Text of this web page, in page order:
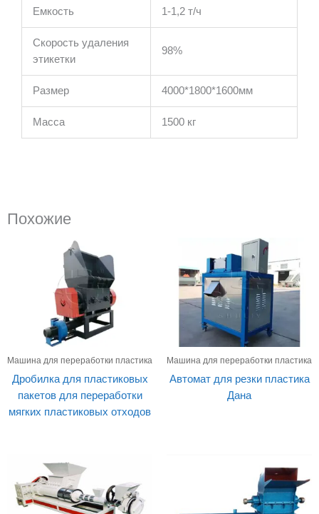
Емкость 1-1,2 т/ч
Скорость удаления
этикетки
98%
Размер 4000*1800*1600мм
Масса 1500 кг
Похожие
Машина для переработки пластика
Дробилка для пластиковых
пакетов для переработки
мягких пластиковых отходов
Машина для переработки пластика
Автомат для резки пластика
Дана